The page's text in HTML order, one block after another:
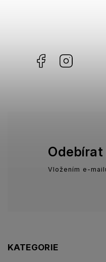
Facebook
KATEGORIE
Vložením e-